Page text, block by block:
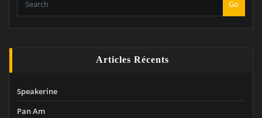
Go
Articles Récents
Speakerine
Pan Am